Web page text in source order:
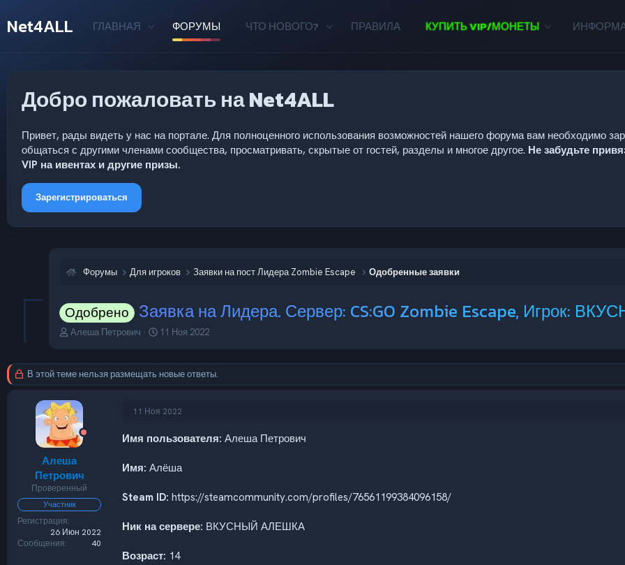
Net4ALL ГЛАВНАЯ ФОРУМЫ ЧТО НОВОГО? ПРАВИЛА КУПИТЬ VIP/МОНЕТЫ
Добро пожаловать на Net4ALL
Привет, рады видеть у нас на портале. Для полноценного использования возможностей нашего форума вам необходимо
общаться с другими членами сообщества, просматривать, скрытые от гостей, разделы и многое другое. Не забудьте
VIP на ивентах и другие призы.
Зарегистрироваться
Форумы Для игроков Заявки на пост Лидера Zombie Escape Одобренные заявки
Одобрено Заявка на Лидера. Сервер: CS:GO Zombie Escape, Игрок:
А
е
м
ы
Алеша Петрович
Д
ч
а
11 Ноя 2022
В этой теме нельзя размещать новые ответы.
Алеша
Петрович
Проверенный
Участник
Регистрация
26 Июн 2022
Сообщения
40
11 Ноя 2022
Имя пользователя: Алеша Петрович
Имя: Алёша
Steam ID: https://steamcommunity.com/profiles/76561199384096158/
Ник на сервере: ВКУСНЫЙ АЛЕШКА
Возраст: 14